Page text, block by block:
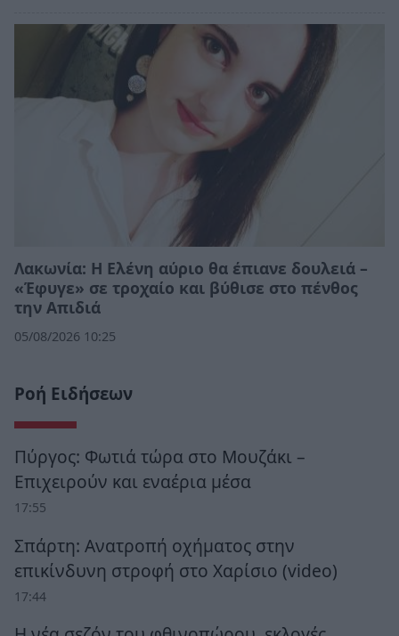
Λακωνία: Η Ελένη αύριο θα έπιανε δουλειά –
«Έφυγε» σε τροχαίο και βύθισε στο πένθος
την Απιδιά
05/08/2026 10:25
Ροή Ειδήσεων
Πύργος: Φωτιά τώρα στο Μουζάκι –
Επιχειρούν και εναέρια μέσα
17:55
Σπάρτη: Ανατροπή οχήματος στην
επικίνδυνη στροφή στο Χαρίσιο (video)
17:44